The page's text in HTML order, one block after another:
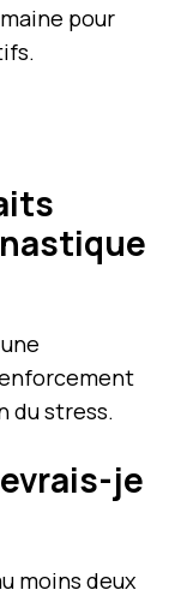
pour
du stress.
je
moins deux